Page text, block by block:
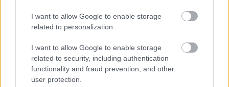
I want to allow Google to enable storage
related to personalization.
I want to allow Google to enable storage
related to security, including authentication
functionality and fraud prevention, and other
user protection.